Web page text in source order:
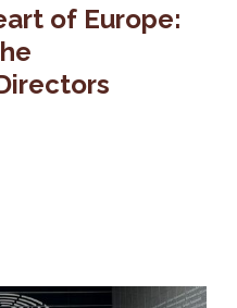
of Europe: